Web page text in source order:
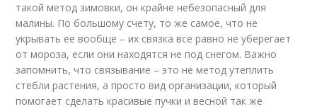
такой метод зимовки, он крайне небезопасный для
малины. По большому счету, то же самое, что не
укрывать ее вообще – их связка все равно не уберегает
от мороза, если они находятся не под снегом. Важно
запомнить, что связывание – это не метод утеплить
стебли растения, а просто вид организации, который
помогает сделать красивые пучки и весной так же